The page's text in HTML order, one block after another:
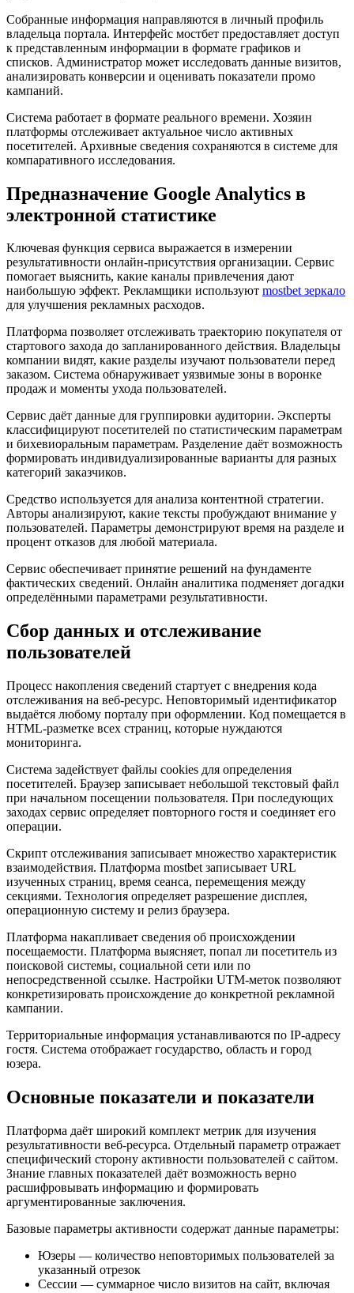
Собранные информация направляются в личный профиль
владельца портала. Интерфейс мостбет предоставляет доступ
к представленным информации в формате графиков и
списков. Администратор может исследовать данные визитов,
анализировать конверсии и оценивать показатели промо
кампаний.
Система работает в формате реального времени. Хозяин
платформы отслеживает актуальное число активных
посетителей. Архивные сведения сохраняются в системе для
компаративного исследования.
Предназначение Google Analytics в
электронной статистике
Ключевая функция сервиса выражается в измерении
результативности онлайн-присутствия организации. Сервис
помогает выяснить, какие каналы привлечения дают
наибольшую эффект. Рекламщики используют mostbet зеркало
для улучшения рекламных расходов.
Платформа позволяет отслеживать траекторию покупателя от
стартового захода до запланированного действия. Владельцы
компании видят, какие разделы изучают пользователи перед
заказом. Система обнаруживает уязвимые зоны в воронке
продаж и моменты ухода пользователей.
Сервис даёт данные для группировки аудитории. Эксперты
классифицируют посетителей по статистическим параметрам
и бихевиоральным параметрам. Разделение даёт возможность
формировать индивидуализированные варианты для разных
категорий заказчиков.
Средство используется для анализа контентной стратегии.
Авторы анализируют, какие тексты пробуждают внимание у
пользователей. Параметры демонстрируют время на разделе и
процент отказов для любой материала.
Сервис обеспечивает принятие решений на фундаменте
фактических сведений. Онлайн аналитика подменяет догадки
определёнными параметрами результативности.
Сбор данных и отслеживание
пользователей
Процесс накопления сведений стартует с внедрения кода
отслеживания на веб-ресурс. Неповторимый идентификатор
выдаётся любому порталу при оформлении. Код помещается в
HTML-разметке всех страниц, которые нуждаются
мониторинга.
Система задействует файлы cookies для определения
посетителей. Браузер записывает небольшой текстовый файл
при начальном посещении пользователя. При последующих
заходах сервис определяет повторного гостя и соединяет его
операции.
Скрипт отслеживания записывает множество характеристик
взаимодействия. Платформа mostbet записывает URL
изученных страниц, время сеанса, перемещения между
секциями. Технология определяет разрешение дисплея,
операционную систему и релиз браузера.
Платформа накапливает сведения об происхождении
посещаемости. Платформа выясняет, попал ли посетитель из
поисковой системы, социальной сети или по
непосредственной ссылке. Настройки UTM-меток позволяют
конкретизировать происхождение до конкретной рекламной
кампании.
Территориальные информация устанавливаются по IP-адресу
гостя. Система отображает государство, область и город
юзера.
Основные показатели и показатели
Платформа даёт широкий комплект метрик для изучения
результативности веб-ресурса. Отдельный параметр отражает
специфический сторону активности пользователей с сайтом.
Знание главных показателей даёт возможность верно
расшифровывать информацию и формировать
аргументированные заключения.
Базовые параметры активности содержат данные параметры:
Юзеры — количество неповторимых пользователей за
указанный отрезок
Сессии — суммарное число визитов на сайт, включая